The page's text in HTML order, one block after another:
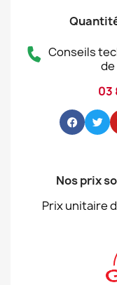
Conseils
de
03
Nos prix
Prix unitaire